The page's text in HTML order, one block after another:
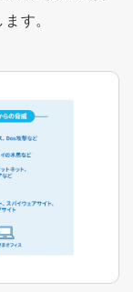
す。